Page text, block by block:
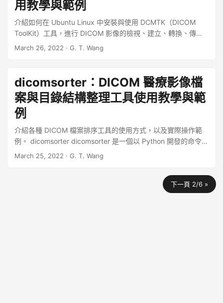
用教學與範例
介紹如何在 Ubuntu Linux 中安裝與使用 DCMTK（DICOM
ToolKit）工具，進行 DICOM 影像的檢視、建立、轉換、傳
送、接收與儲存等動作。 ...
March 26, 2022 · G. T. Wang
dicomsorter：DICOM 醫療影像檔
案與目錄結構整理工具使用教學與範
例
介紹各種 DICOM 檔案排序工具的使用方式，以及實際操作範
例。 dicomsorter dicomsorter 是一個以 Python 開發的命令列
DICOM 檔案排序與整理工具。 dicomsorter 可以使用 pip 來安
March 25, 2022 · G. T. Wang
下一頁 2/6 »